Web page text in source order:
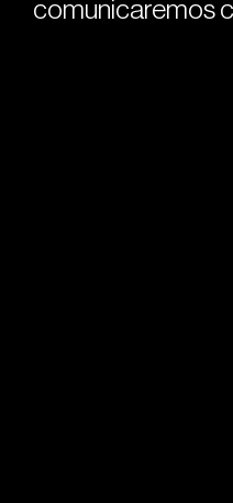
comunicaremos